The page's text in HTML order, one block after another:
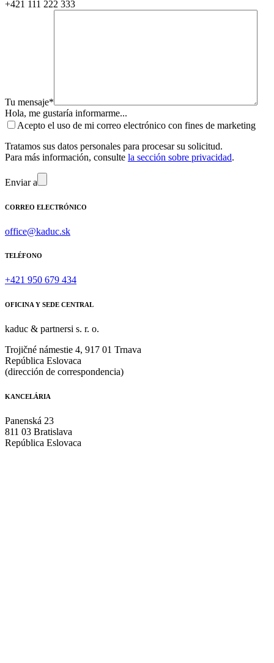
+421 111 222 333
Tu mensaje*
Hola, me gustaría informarme...
Acepto el uso de mi correo electrónico con fines de marketing
Tratamos sus datos personales para procesar su solicitud.
Para más información, consulte la sección sobre privacidad.
Enviar a
CORREO ELECTRÓNICO
office@kaduc.sk
TELÉFONO
+421 950 679 434
OFICINA Y SEDE CENTRAL
kaduc & partnersi s. r. o.
Trojičné námestie 4, 917 01 Trnava
República Eslovaca
(dirección de correspondencia)
KANCELÁRIA
Panenská 23
811 03 Bratislava
República Eslovaca